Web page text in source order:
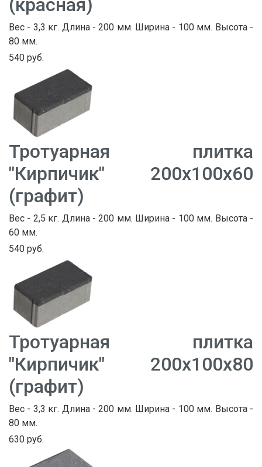
(красная)
Вес - 3,3 кг. Длина - 200 мм. Ширина - 100 мм. Высота -
80 мм.
540 руб.
Тротуарная плитка
"Кирпичик" 200х100х60
(графит)
Вес - 2,5 кг. Длина - 200 мм. Ширина - 100 мм. Высота -
60 мм.
540 руб.
Тротуарная плитка
"Кирпичик" 200х100х80
(графит)
Вес - 3,3 кг. Длина - 200 мм. Ширина - 100 мм. Высота -
80 мм.
630 руб.